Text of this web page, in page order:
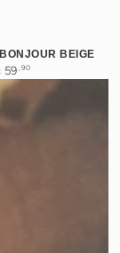
BEIGE
Normale
prijs
59 ,90